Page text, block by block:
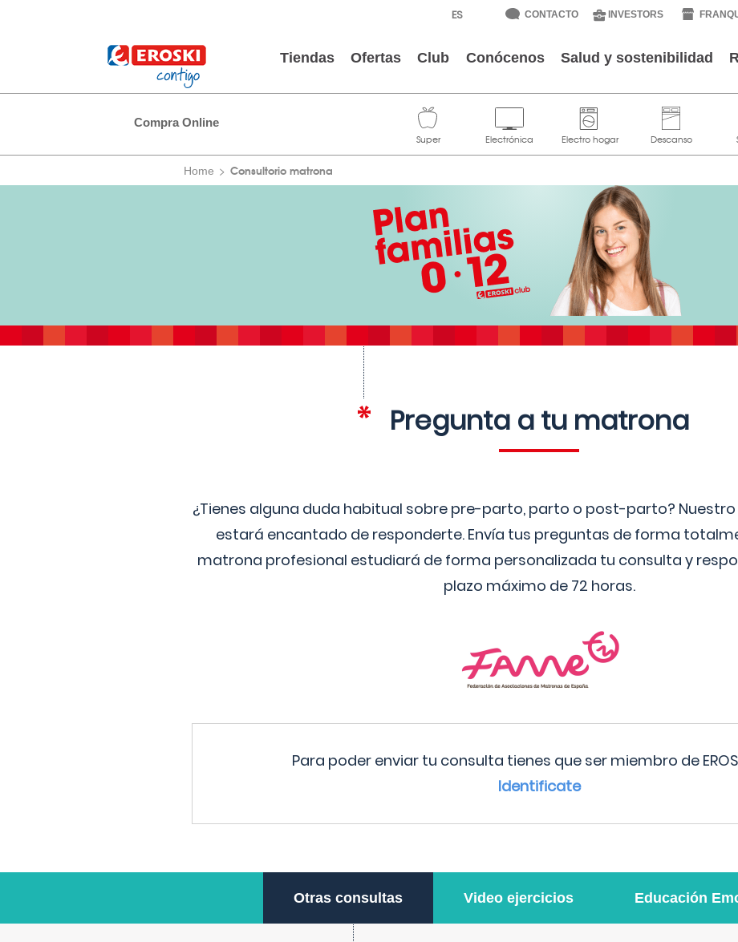
CONTACTO INVESTORS
Tiendas Ofertas Club Conócenos Salud y sostenibilidad
Compra Online
Home Consultorio matrona
Pregunta a tu matrona
¿Tienes alguna duda habitual sobre pre-parto, parto o post-parto?
estará encantado de responderte. Envía tus preguntas de forma
matrona profesional estudiará de forma personalizada tu consulta y
plazo máximo de 72 horas.
Para poder enviar tu consulta tienes que ser miembro de
Identificate
Otras consultas Video ejercicios Educación